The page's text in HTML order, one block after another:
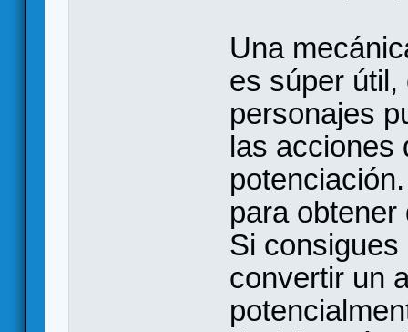
Una
es súper útil,
personajes
las acciones
para
Si
convertir un